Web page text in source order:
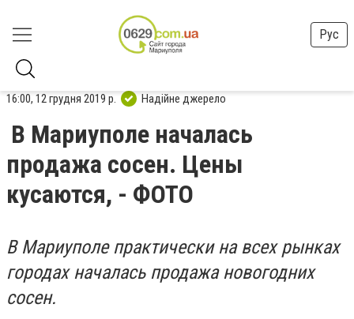
Рус
16:00, 12 грудня 2019 р. Надійне джерело
В Мариуполе началась
продажа сосен. Цены
кусаются, - ФОТО
В Мариуполе практически на всех рынках
городах началась продажа новогодних
сосен.